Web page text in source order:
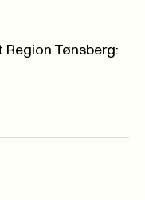
Tønsberg: